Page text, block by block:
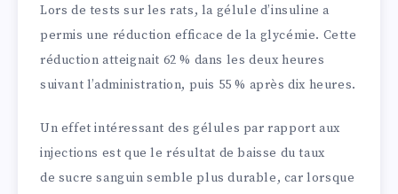
Lors de tests sur les rats, la gélule d’insuline a
permis une réduction efficace de la glycémie. Cette
réduction atteignait 62 % dans les deux heures
suivant l’administration, puis 55 % après dix heures.
Un effet intéressant des gélules par rapport aux
injections est que le résultat de baisse du taux
de sucre sanguin semble plus durable, car lorsque